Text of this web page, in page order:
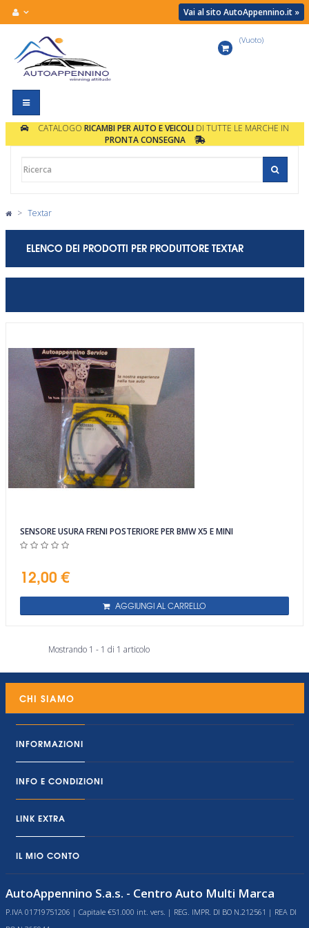
Vai al sito AutoAppennino.it »
Navigazione
Toggle
(Vuoto)
CATALOGO RICAMBI PER AUTO E VEICOLIDI TUTTE LE MARCHE IN
PRONTA CONSEGNA
> Textar
ELENCO DEI PRODOTTI PER PRODUTTORE TEXTAR
SENSORE USURA FRENI POSTERIORE PER BMW X5 E MINI
12,00 €
AGGIUNGI AL CARRELLO
Mostrando 1 - 1 di 1 articolo
CHI SIAMO
INFORMAZIONI
INFO E CONDIZIONI
LINK EXTRA
IL MIO CONTO
AutoAppennino S.a.s. - Centro Auto Multi Marca
P.IVA 01719751206 | Capitale €51.000 int. vers. | REG. IMPR. DI BO N.212561 | REA DI